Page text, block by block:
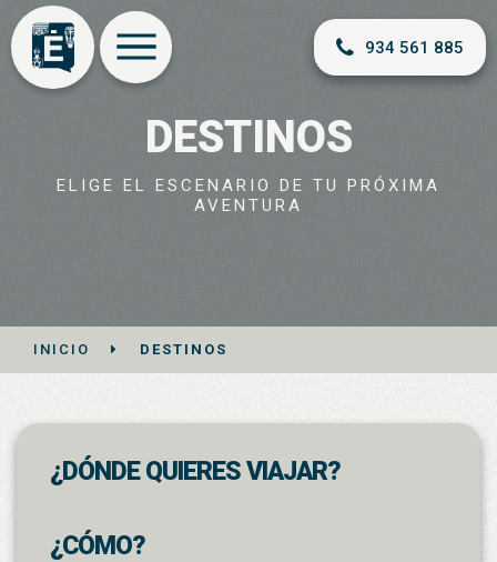
934 561 885
DESTINOS
ELIGE EL ESCENARIO DE TU PRÓXIMA
AVENTURA
INICIO DESTINOS
¿DÓNDE QUIERES VIAJAR?
¿CÓMO?